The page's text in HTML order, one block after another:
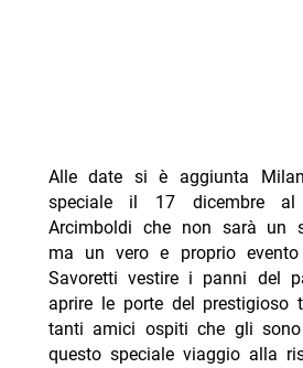
Alle date si è aggiunta
speciale il 17 dicembre
Arcimboldi che non sarà un
ma un vero e proprio
Savoretti vestire i panni del
aprire le porte del prestigioso
tanti amici ospiti che gli
questo speciale viaggio alla